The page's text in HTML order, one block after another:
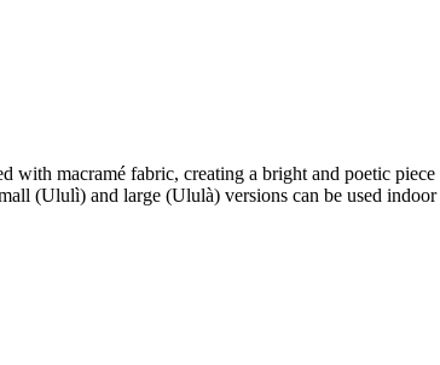
macramé fabric, creating a bright and poetic
(Ululì) and large (Ululà) versions can be used indoor